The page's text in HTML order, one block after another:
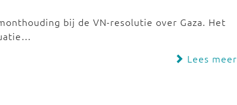
bij de VN-resolutie over Gaza. Het
Lees meer